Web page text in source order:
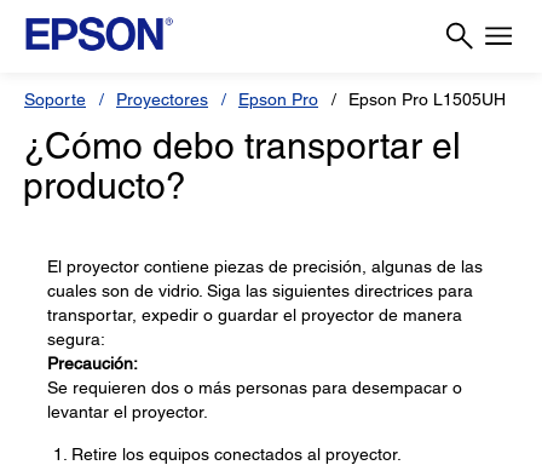
Soporte Proyectores Epson Pro Epson Pro L1505UH
¿Cómo debo transportar el
producto?
El proyector contiene piezas de precisión, algunas de las
cuales son de vidrio. Siga las siguientes directrices para
transportar, expedir o guardar el proyector de manera
segura:
Precaución:
Se requieren dos o más personas para desempacar o
levantar el proyector.
Retire los equipos conectados al proyector.